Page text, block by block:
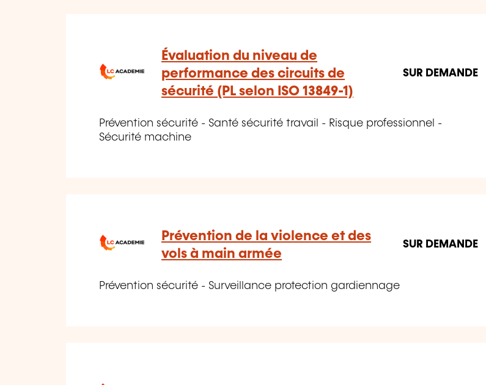
Évaluation du niveau de
performance des circuits de
sécurité (PL selon ISO 13849-1)
SUR DEMANDE
Prévention sécurité - Santé sécurité travail - Risque professionnel -
Sécurité machine
Prévention de la violence et des
vols à main armée
SUR DEMANDE
Prévention sécurité - Surveillance protection gardiennage